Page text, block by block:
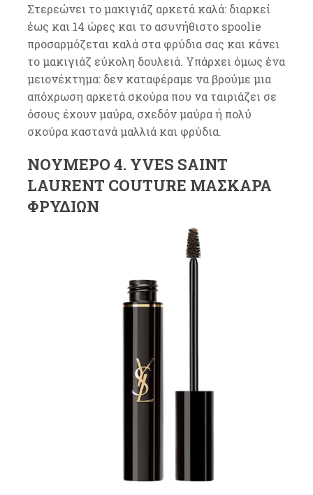
Στερεώνει το μακιγιάζ αρκετά καλά: διαρκεί
έως και 14 ώρες και το ασυνήθιστο spoolie
προσαρμόζεται καλά στα φρύδια σας και κάνει
το μακιγιάζ εύκολη δουλειά. Υπάρχει όμως ένα
μειονέκτημα: δεν καταφέραμε να βρούμε μια
απόχρωση αρκετά σκούρα που να ταιριάζει σε
όσους έχουν μαύρα, σχεδόν μαύρα ή πολύ
σκούρα καστανά μαλλιά και φρύδια.
ΝΟΎΜΕΡΟ 4. YVES SAINT
LAURENT COUTURE ΜΆΣΚΑΡΑ
ΦΡΥΔΙΏΝ